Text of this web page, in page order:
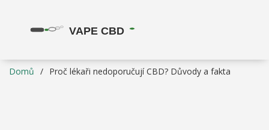
Domů Proč lékaři nedoporučují CBD? Důvody a fakta